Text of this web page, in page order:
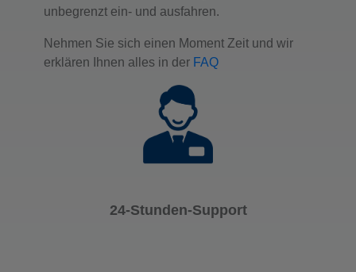
unbegrenzt ein- und ausfahren.
Nehmen Sie sich einen Moment Zeit und wir
erklären Ihnen alles in der FAQ
24-Stunden-Support